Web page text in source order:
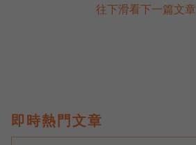
往下滑看下一篇文章
即時熱門文章